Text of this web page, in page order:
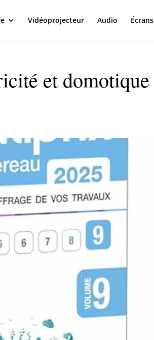
Vidéoprojecteur Audio Écrans
et domotique